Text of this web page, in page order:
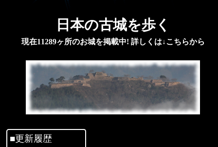
日本の古城を歩く
現在11289ヶ所のお城を掲載中! 詳しくは↓こちらから
■更新履歴